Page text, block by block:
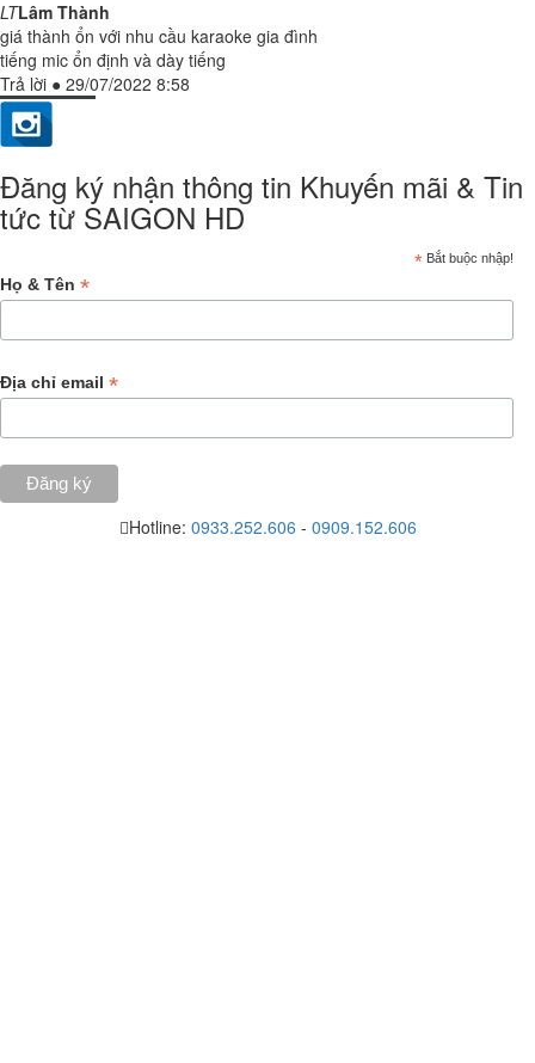
LTLâm Thành
giá thành ổn với nhu cầu karaoke gia đình
tiếng mic ổn định và dày tiếng
Trả lời ● 29/07/2022 8:58
Đăng ký nhận thông tin Khuyến mãi & Tin
tức từ SAIGON HD
* Bắt buộc nhập!
Họ & Tên *
Địa chỉ email *
Hotline: 0933.252.606 - 0909.152.606